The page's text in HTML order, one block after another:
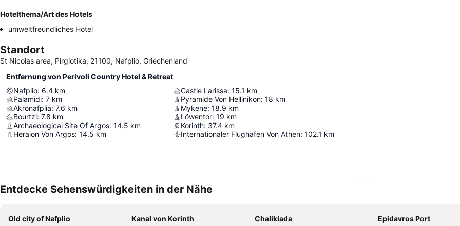
Hotelthema/Art des Hotels
umweltfreundliches Hotel
Standort
St Nicolas area, Pirgiotika, 21100, Nafplio, Griechenland
Entfernung von Perivoli Country Hotel & Retreat
Nafplio: 6.4 km
Palamidi: 7 km
Akronafplia: 7.6 km
Bourtzi: 7.8 km
Archaeological Site Of Argos: 14.5 km
Heraion Von Argos: 14.5 km
Castle Larissa: 15.1 km
Pyramide Von Hellinikon: 18 km
Mykene: 18.9 km
Löwentor: 19 km
Korinth: 37.4 km
Internationaler Flughafen Von Athen: 102.1 km
Entdecke Sehenswürdigkeiten in der Nähe
Old city of Nafplio Kanal von Korinth Chalikiada
Epidavros Port